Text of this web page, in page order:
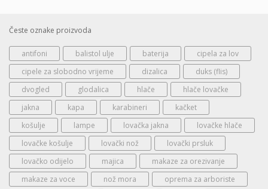
Česte oznake proizvoda
antifoni balistol ulje baterija
cipela za lov
cipele za slobodno vrijeme
dizalica
duks (flis)
dvogled
glodalica hlače
hlače lovačke
jakna
kapa karabineri
kačket
košulje
lampe lovačka jakna
lovačke hlače
lovačke košulje
lovački nož
lovački prsluk
lovačko odijelo
majica
makaze za orezivanje
makaze za voce
nož mora
oprema za arboriste